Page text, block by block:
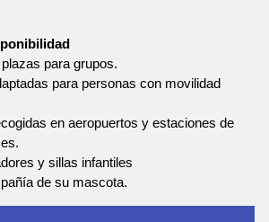
para grupos.
para personas con movilidad
en aeropuertos y estaciones de
y sillas infantiles
de su mascota.